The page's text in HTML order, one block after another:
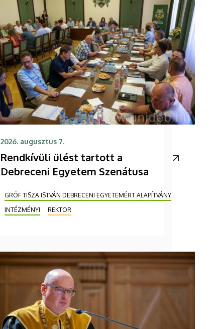
2026. augusztus 7.
Rendkívüli ülést tartott a
Debreceni Egyetem Szenátusa
GRÓF TISZA ISTVÁN DEBRECENI EGYETEMÉRT ALAPÍTVÁNY
INTÉZMÉNYI
REKTOR